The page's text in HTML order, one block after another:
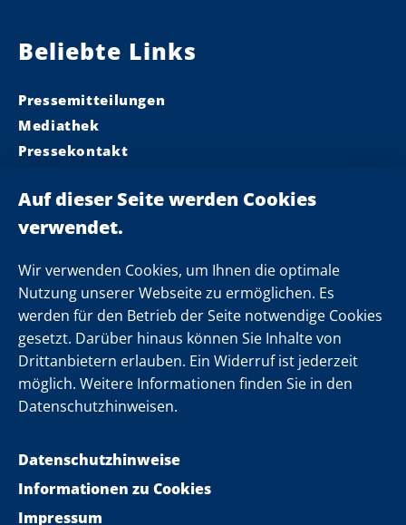
Wir verwenden Cookies, um Ihnen die optimale
Nutzung unserer Webseite zu ermöglichen. Es
werden für den Betrieb der Seite notwendige Cookies
gesetzt. Darüber hinaus können Sie Inhalte von
Drittanbietern erlauben. Ein Widerruf ist jederzeit
möglich. Weitere Informationen finden Sie in den
Datenschutzhinweisen.
Datenschutzhinweise
Impressum
Informationen zu Cookies
Beliebte Links
Pressemitteilungen
Mediathek
Pressekontakt
Landeskabinett
Einsamkeit
Folgen Sie uns